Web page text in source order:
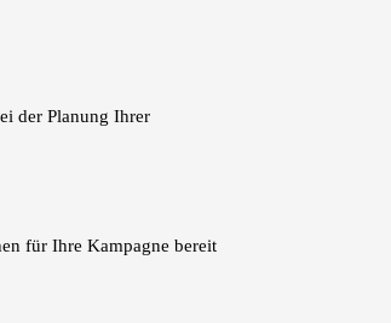
der Planung Ihrer
für Ihre Kampagne bereit